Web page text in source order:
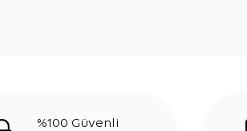
%100 Güvenli